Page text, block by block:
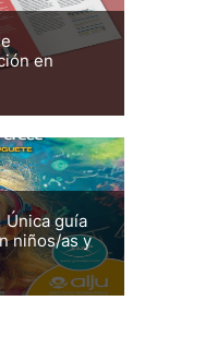
en
Única guía
niños/as y